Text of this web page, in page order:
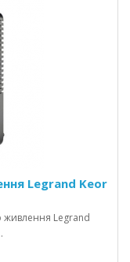
Legrand Keor
живлення Legrand